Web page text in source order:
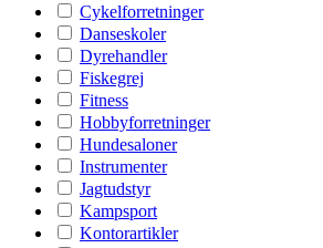
Cykelforretninger
Danseskoler
Dyrehandler
Fiskegrej
Fitness
Hobbyforretninger
Hundesaloner
Instrumenter
Jagtudstyr
Kampsport
Kontorartikler